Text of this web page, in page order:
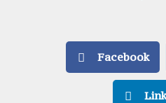
Facebook